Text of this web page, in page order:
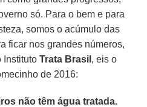
só. Para o bem e para
somos o acúmulo das
ficar nos grandes números,
InstitutoTrata Brasil , eis o
de 2016:
não têm água tratada.